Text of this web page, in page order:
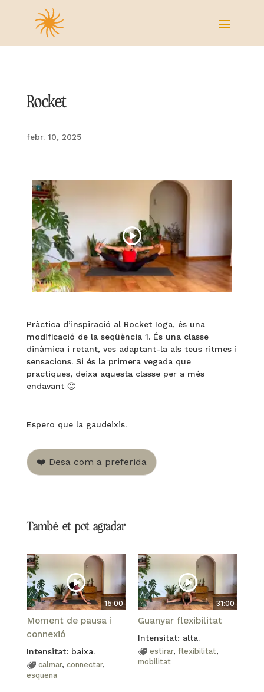
Rocket
febr. 10, 2025
Pràctica d’inspiració al Rocket Ioga, és una
modificació de la seqüència 1. És una classe
dinàmica i retant, ves adaptant-la als teus ritmes i
sensacions. Si és la primera vegada que
practiques, deixa aquesta classe per a més
endavant 🙂
Espero que la gaudeixis.
❤️ Desa com a preferida
També et pot agradar
15:00
Moment de pausa i
connexió
Intensitat: baixa.
calmar, connectar,
esquena
31:00
Guanyar flexibilitat
Intensitat: alta.
estirar, flexibilitat,
mobilitat